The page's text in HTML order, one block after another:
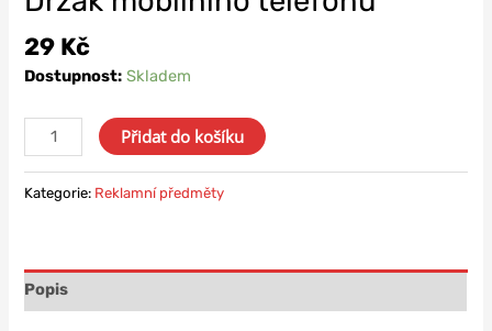
29 Kč
Dostupnost: Skladem
Přidat do košíku
Kategorie: Reklamní předměty
Popis